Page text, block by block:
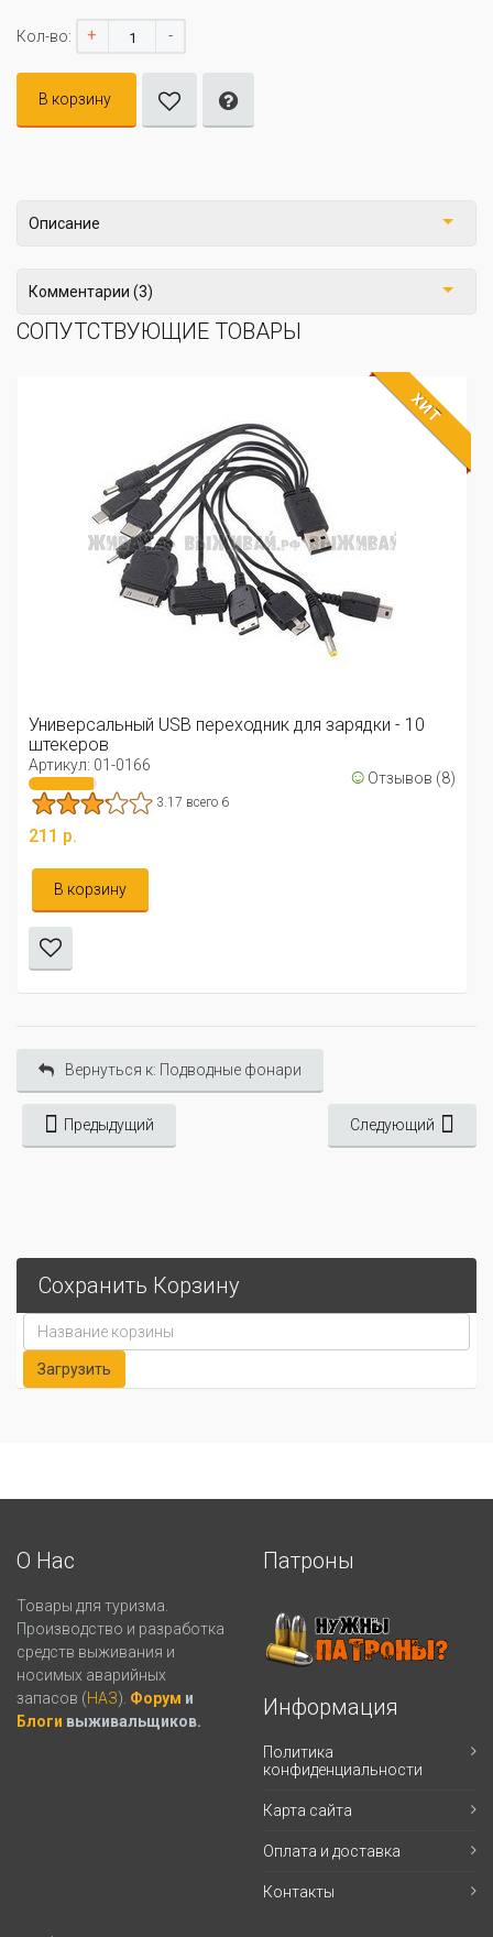
Кол-во: + -
В корзину
Описание
Комментарии (3)
СОПУТСТВУЮЩИЕ ТОВАРЫ
ХИТ
Универсальный USB переходник для зарядки - 10
штекеров
Артикул: 01-0166 ☺ Отзывов (8)
3.17 всего 6
211 р.
В корзину
Вернуться к: Подводные фонари
Предыдущий Следующий
Сохранить Корзину
О Нас
Товары для туризма.
Производство и разработка
средств выживания и
носимых аварийных
запасов (НАЗ). Форум и
Блоги выживальщиков.
Патроны
Информация
Политика
конфиденциальности
Карта сайта
Оплата и доставка
Контакты